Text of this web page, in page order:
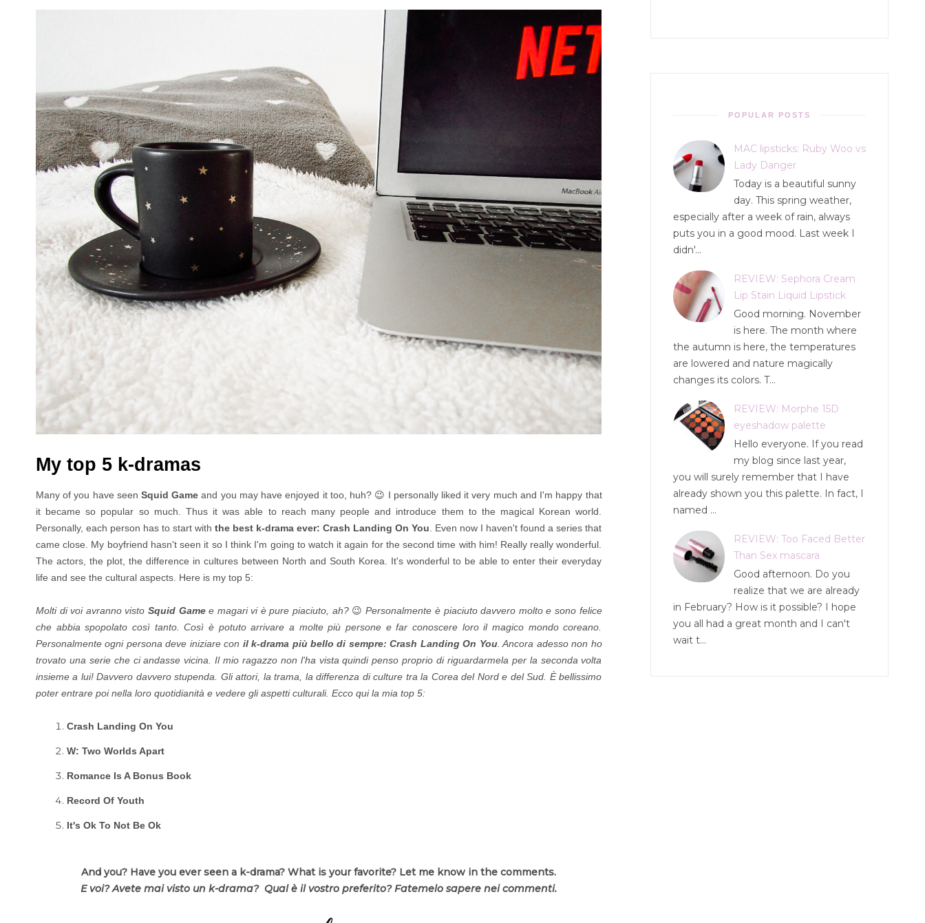
My top 5 k-dramas
Many of you have seenSquid Game and you may have enjoyed it too, huh? 😉 I personally liked it very much and I'm happy that
it became so popular so much. Thus it was able to reach many people and introduce them to the magical Korean world.
Personally, each person has to start withthe best k-drama ever: Crash Landing On You . Even now I haven't found a series that
came close. My boyfriend hasn't seen it so I think I'm going to watch it again for the second time with him! Really really wonderful.
The actors, the plot, the difference in cultures between North and South Korea. It's wonderful to be able to enter their everyday
life and see the cultural aspects. Here is my top 5:
Molti di voi avranno visto Squid Gamee magari vi è pure piaciuto, ah? 😉 Personalmente è piaciuto davvero molto e sono felice
che abbia spopolato così tanto. Così è potuto arrivare a molte più persone e far conoscere loro il magico mondo coreano.
Personalmente ogni persona deve iniziare con il k-drama più bello di sempre: Crash Landing On You. Ancora adesso non ho
trovato una serie che ci andasse vicina. Il mio ragazzo non l'ha vista quindi penso proprio di riguardarmela per la seconda volta
insieme a lui! Davvero davvero stupenda. Gli attori, la trama, la differenza di culture tra la Corea del Nord e del Sud. È bellissimo
poter entrare poi nella loro quotidianità e vedere gli aspetti culturali. Ecco qui la mia top 5:
Crash Landing On You
W: Two Worlds Apart
Romance Is A Bonus Book
Record Of Youth
It's Ok To Not Be Ok
And you? Have you ever seen a k-drama? What is your favorite? Let me know in the comments.
E voi? Avete mai visto un k-drama? Qual è il vostro preferito? Fatemelo sapere nei commenti.
POPULAR POSTS
MAC lipsticks: Ruby Woo vs
Lady Danger
Today is a beautiful sunny
day. This spring weather,
especially after a week of rain, always
puts you in a good mood. Last week I
didn'...
REVIEW: Sephora Cream
Lip Stain Liquid Lipstick
Good morning. November
is here. The month where
the autumn is here, the temperatures
are lowered and nature magically
changes its colors. T...
REVIEW: Morphe 15D
eyeshadow palette
Hello everyone. If you read
my blog since last year,
you will surely remember that I have
already shown you this palette. In fact, I
named ...
REVIEW: Too Faced Better
Than Sex mascara
Good afternoon. Do you
realize that we are already
in February? How is it possible? I hope
you all had a great month and I can't
wait t...